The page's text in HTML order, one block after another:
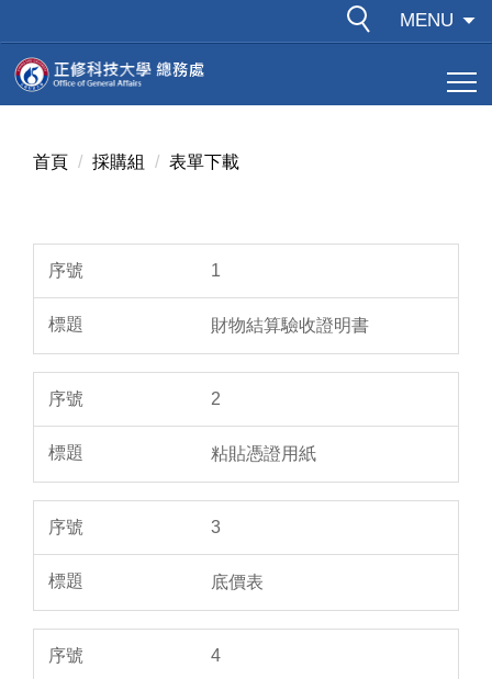
到
主
要
MENU
首頁 採購組 表單下載
1
財物結算驗收證明書
2
粘貼憑證用紙
3
底價表
4